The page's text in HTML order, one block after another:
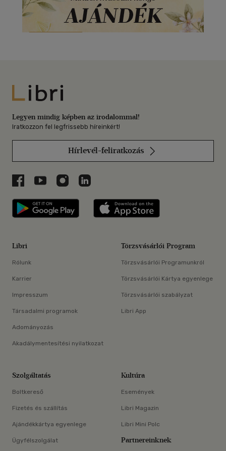
Libri
Legyen mindig képben az irodalommal!
Iratkozzon fel legfrissebb híreinkért!
Hírlevél-feliratkozás
Libri a Facebookon
Libri a Youtube-on
Libri az Instagramon
Libri a LinkedInen
Libri applikáció Szerezd meg: Google
Libri
Rólunk
Karrier
Impresszum
Társadalmi programok
Adományozás
Akadálymentesítési nyilatkozat
Törzsvásárlói Program
Törzsvásárlói Programunkról
Törzsvásárlói Kártya egyenlege
Törzsvásárlói szabályzat
Libri App
Szolgáltatás
Boltkereső
Fizetés és szállítás
Ajándékkártya egyenlege
Ügyfélszolgálat
Kultúra
Események
Libri Magazin
Libri Mini Polc
Partnereinknek